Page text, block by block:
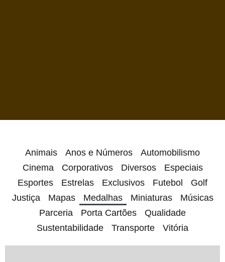
Animais Anos e Números
Automobilismo
Cinema
Corporativos Diversos
Especiais
Esportes
Estrelas Exclusivos Futebol
Golf
Justiça
Mapas Medalhas Miniaturas
Músicas
Parceria
Porta Cartões
Qualidade
Sustentabilidade
Transporte Vitória